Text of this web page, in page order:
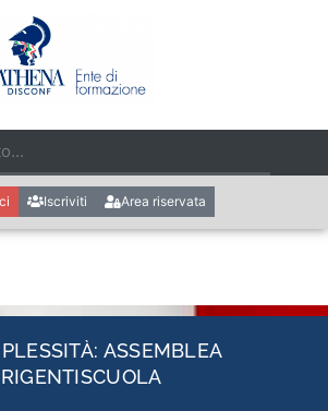
Iscriviti Area riservata
ASSEMBLEA